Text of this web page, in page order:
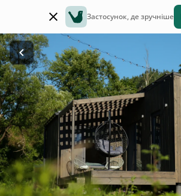
Застосунок, де зручніше